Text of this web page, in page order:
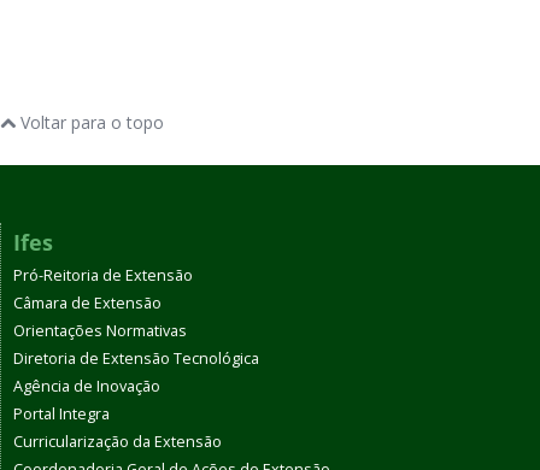
Voltar para o topo
Ifes
Pró-Reitoria de Extensão
Câmara de Extensão
Orientações Normativas
Diretoria de Extensão Tecnológica
Agência de Inovação
Portal Integra
Curricularização da Extensão